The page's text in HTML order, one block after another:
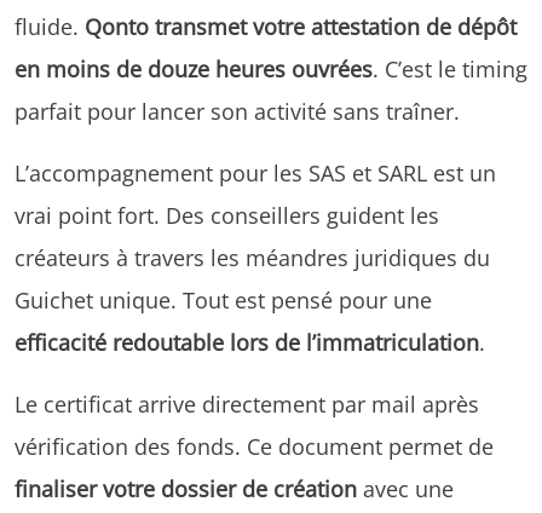
fluide. Qonto transmet votre attestation de dépôt
en moins de douze heures ouvrées. C’est le timing
parfait pour lancer son activité sans traîner.
L’accompagnement pour les SAS et SARL est un
vrai point fort. Des conseillers guident les
créateurs à travers les méandres juridiques du
Guichet unique. Tout est pensé pour une
efficacité redoutable lors de l’immatriculation.
Le certificat arrive directement par mail après
vérification des fonds. Ce document permet de
finaliser votre dossier de création avec une